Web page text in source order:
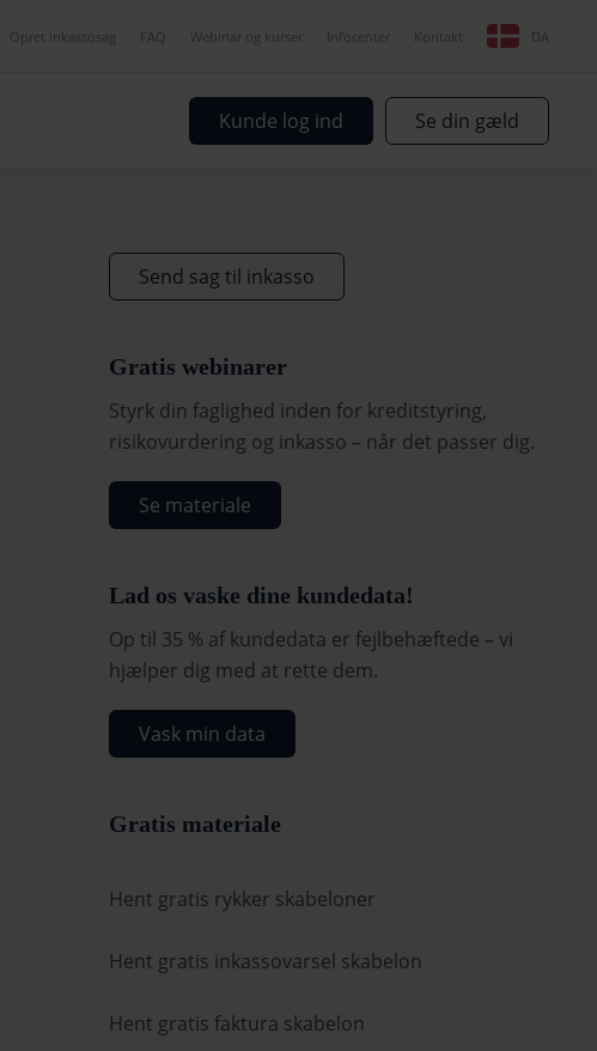
Opret inkassosag FAQ Webinar og kurser Infocenter Kontakt DA
Kunde log ind Se din gæld
Send sag til inkasso
Gratis webinarer
Styrk din faglighed inden for kreditstyring,
risikovurdering og inkasso – når det passer dig.
Se materiale
Lad os vaske dine kundedata!
Op til 35 % af kundedata er fejlbehæftede – vi
hjælper dig med at rette dem.
Vask min data
Gratis materiale
Hent gratis rykker skabeloner
Hent gratis inkassovarsel skabelon
Hent gratis faktura skabelon